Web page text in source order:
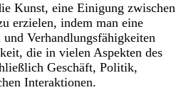
Kunst, eine Einigung zwischen
erzielen, indem man eine
Verhandlungsfähigkeiten
die in vielen Aspekten des
Geschäft, Politik,
Interaktionen.